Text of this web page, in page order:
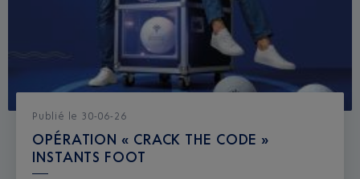
Publié le 30-06-26
OPÉRATION « CRACK THE CODE »
INSTANTS FOOT